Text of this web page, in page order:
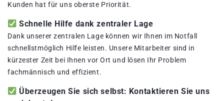
Kunden hat für uns oberste Priorität.
Schnelle Hilfe dank zentraler Lage
Dank unserer zentralen Lage können wir Ihnen im Notfall
schnellstmöglich Hilfe leisten. Unsere Mitarbeiter sind in
kürzester Zeit bei Ihnen vor Ort und lösen Ihr Problem
fachmännisch und effizient.
Überzeugen Sie sich selbst: Kontaktieren Sie uns